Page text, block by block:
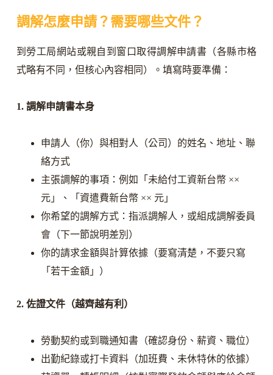
調解怎麼申請？需要哪些文件？
到勞工局網站或親自到窗口取得調解申請書（各縣市格
式略有不同，但核心內容相同）。填寫時要準備：
1. 調解申請書本身
申請人（你）與相對人（公司）的姓名、地址、聯
絡方式
主張調解的事項：例如「未給付工資新台幣 ××
元」、「資遣費新台幣 ×× 元」
你希望的調解方式：指派調解人，或組成調解委員
會（下一節說明差別）
你的請求金額與計算依據（要寫清楚，不要只寫
「若干金額」）
2. 佐證文件（越齊越有利）
勞動契約或到職通知書（確認身份、薪資、職位）
出勤紀錄或打卡資料（加班費、未休特休的依據）